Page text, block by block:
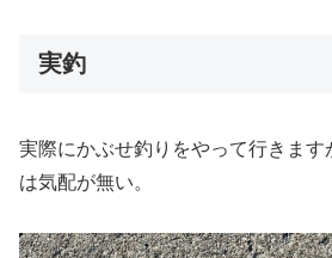
実釣
実際にかぶせ釣りをやって行きます
は気配が無い。